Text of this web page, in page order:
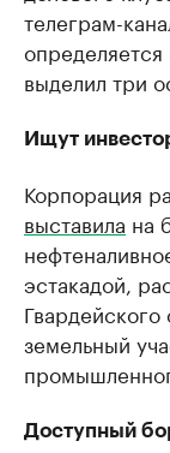
телеграм-
выделил три
Ищут
Корпорация
выставила на
эстакадой,
Гвардейского
земельный
Доступный